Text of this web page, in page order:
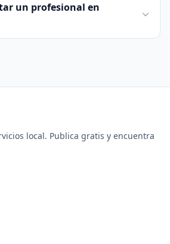
un profesional en
local. Publica gratis y encuentra